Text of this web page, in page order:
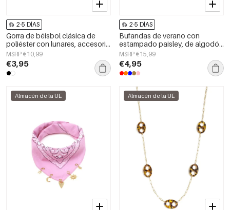
2-5 DÍAS
Gorra de béisbol clásica de
poliéster con lunares, accesorio
diario.
MSRP €10,99
€3,95
2-5 DÍAS
Bufandas de verano con
estampado paisley, de algodón
clásico, accesorios para el día a
día.
MSRP €15,99
€4,95
Almacén de la UE Almacén de la UE